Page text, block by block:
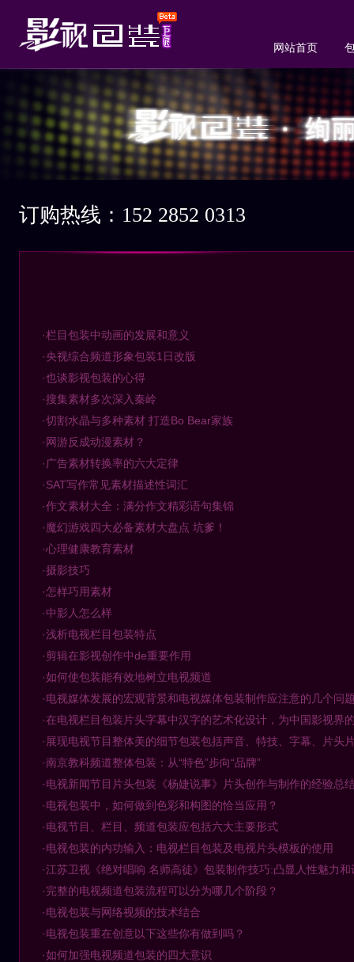
网站首页
订购热线：152 2852 0313
·栏目包装中动画的发展和意义
·央视综合频道形象包装1日改版
·也谈影视包装的心得
·搜集素材多次深入秦岭
·切割水晶与多种素材 打造Bo Bear家族
·网游反成动漫素材？
·广告素材转换率的六大定律
·SAT写作常见素材描述性词汇
·作文素材大全：满分作文精彩语句集锦
·魔幻游戏四大必备素材大盘点 坑爹！
·心理健康教育素材
·摄影技巧
·怎样巧用素材
·中影人怎么样
·浅析电视栏目包装特点
·剪辑在影视创作中de重要作用
·如何使包装能有效地树立电视频道
·电视媒体发展的宏观背景和电视媒体包装制作应注意的几个问
·在电视栏目包装片头字幕中汉字的艺术化设计，为中国影视界
·展现电视节目整体美的细节包装包括声音、特技、字幕、片头
·南京教科频道整体包装：从“特色”步向“品牌”
·电视新闻节目片头包装《杨婕说事》片头创作与制作的经验总
·电视包装中，如何做到色彩和构图的恰当应用？
·电视节目、栏目、频道包装应包括六大主要形式
·电视包装的内功输入：电视栏目包装及电视片头模板的使用
·江苏卫视《绝对唱响 名师高徒》包装制作技巧:凸显人性魅力
·完整的电视频道包装流程可以分为哪几个阶段？
·电视包装与网络视频的技术结合
·电视包装重在创意以下这些你有做到吗？
·如何加强电视频道包装的四大意识